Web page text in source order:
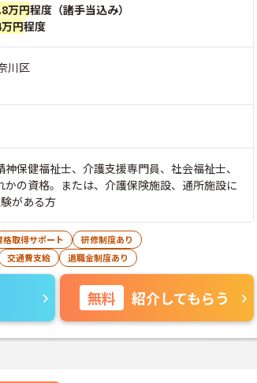
万円程度（諸手当込み）
円程度
川区
保健福祉士、介護支援専門員、社会福祉士、
かの資格。または、介護保険施設、通所施設に
がある方
格取得サポート
研修制度あり
交通費支給 退職金制度あり
無料 紹介してもらう